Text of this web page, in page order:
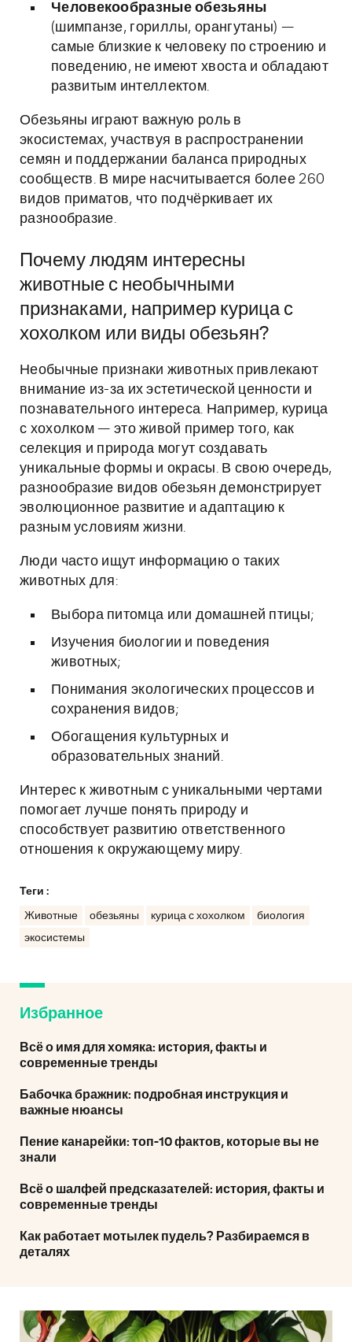
Человекообразные обезьяны
(шимпанзе, гориллы, орангутаны) —
самые близкие к человеку по строению и
поведению, не имеют хвоста и обладают
развитым интеллектом.
Обезьяны играют важную роль в
экосистемах, участвуя в распространении
семян и поддержании баланса природных
сообществ. В мире насчитывается более 260
видов приматов, что подчёркивает их
разнообразие.
Почему людям интересны
животные с необычными
признаками, например курица с
хохолком или виды обезьян?
Необычные признаки животных привлекают
внимание из-за их эстетической ценности и
познавательного интереса. Например, курица
с хохолком — это живой пример того, как
селекция и природа могут создавать
уникальные формы и окрасы. В свою очередь,
разнообразие видов обезьян демонстрирует
эволюционное развитие и адаптацию к
разным условиям жизни.
Люди часто ищут информацию о таких
животных для:
Выбора питомца или домашней птицы;
Изучения биологии и поведения
животных;
Понимания экологических процессов и
сохранения видов;
Обогащения культурных и
образовательных знаний.
Интерес к животным с уникальными чертами
помогает лучше понять природу и
способствует развитию ответственного
отношения к окружающему миру.
Теги :
Животные обезьяны курица с хохолком
биология
экосистемы
Избранное
Всё о имя для хомяка: история, факты и
современные тренды
Бабочка бражник: подробная инструкция и
важные нюансы
Пение канарейки: топ-10 фактов, которые вы не
знали
Всё о шалфей предсказателей: история, факты и
современные тренды
Как работает мотылек пудель? Разбираемся в
деталях